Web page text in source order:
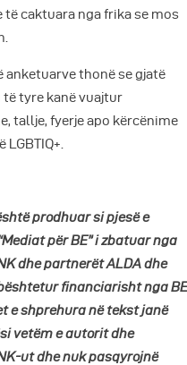
të caktuara nga frika se mos
anketuarve thonë se gjatë
tyre kanë vuajtur
tallje, fyerje apo kërcënime
LGBTIQ+.
prodhuar si pjesë e
për BE” i zbatuar nga
dhe partnerët ALDA dhe
financiarisht nga
e shprehura në tekst janë
vetëm e autorit dhe
ut dhe nuk pasqyrojnë